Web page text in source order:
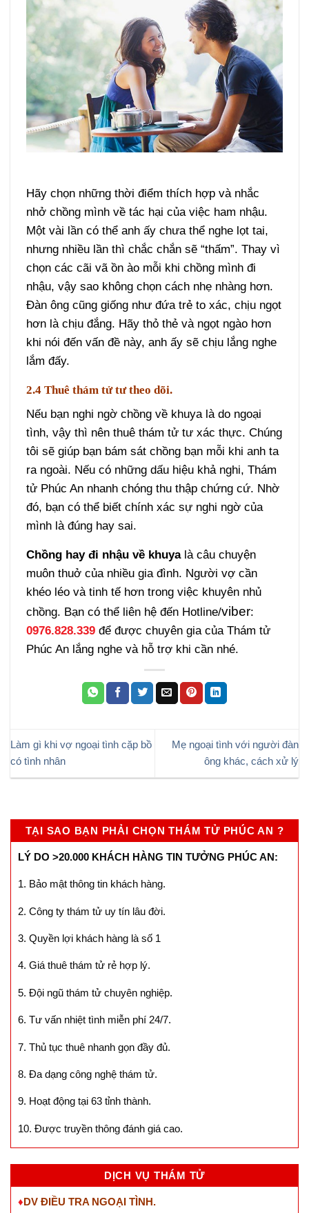
Hãy chọn những thời điểm thích hợp và nhắc
nhở chồng mình về tác hại của việc ham nhậu.
Một vài lần có thể anh ấy chưa thể nghe lọt tai,
nhưng nhiều lần thì chắc chắn sẽ “thấm”. Thay vì
chọn các cãi vã ồn ào mỗi khi chồng mình đi
nhậu, vậy sao không chọn cách nhẹ nhàng hơn.
Đàn ông cũng giống như đứa trẻ to xác, chịu ngọt
hơn là chịu đắng. Hãy thỏ thẻ và ngọt ngào hơn
khi nói đến vấn đề này, anh ấy sẽ chịu lắng nghe
lắm đấy.
2.4 Thuê thám tử tư theo dõi.
Nếu bạn nghi ngờ chồng về khuya là do ngoại
tình, vậy thì nên thuê thám tử tư xác thực. Chúng
tôi sẽ giúp bạn bám sát chồng bạn mỗi khi anh ta
ra ngoài. Nếu có những dấu hiệu khả nghi, Thám
tử Phúc An nhanh chóng thu thập chứng cứ. Nhờ
đó, bạn có thể biết chính xác sự nghi ngờ của
mình là đúng hay sai.
Chồng hay đi nhậu về khuyalà câu chuyện
muôn thuở của nhiều gia đình. Người vợ cần
khéo léo và tinh tế hơn trong việc khuyên nhủ
chồng. Bạn có thể liên hệ đến Hotline/viber:
0976.828.339 để được chuyên gia của Thám tử
Phúc An lắng nghe và hỗ trợ khi cần nhé.
Làm gì khi vợ ngoại tình cặp bồ
có tình nhân
Mẹ ngoại tình với người đàn
ông khác, cách xử lý
TẠI SAO BẠN PHẢI CHỌN THÁM TỬ PHÚC AN ?
LÝ DO >20.000 KHÁCH HÀNG TIN TƯỞNG PHÚC AN:
1. Bảo mật thông tin khách hàng.
2. Công ty thám tử uy tín lâu đời.
3. Quyền lợi khách hàng là số 1
4. Giá thuê thám tử rẻ hợp lý.
5. Đội ngũ thám tử chuyên nghiệp.
6. Tư vấn nhiệt tình miễn phí 24/7.
7. Thủ tục thuê nhanh gọn đầy đủ.
8. Đa dạng công nghệ thám tử.
9. Hoạt động tại 63 tỉnh thành.
10. Được truyền thông đánh giá cao.
DỊCH VỤ THÁM TỬ
♦DV ĐIỀU TRA NGOẠI TÌNH.